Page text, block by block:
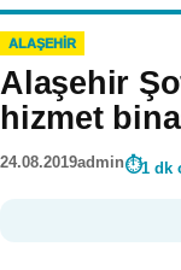
ALAŞEHIR
Alaşehir
hizmet
24.08.2019admin 1 dk